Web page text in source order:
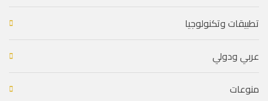
تطبيقات وتكنولوجيا
عربي ودولي
منوعات